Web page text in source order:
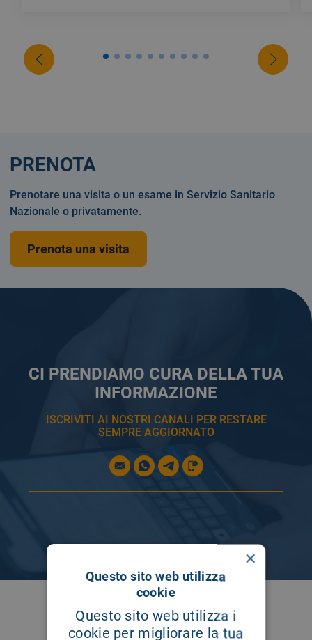
CI PRENDIAMO CURA DELLA TUA
INFORMAZIONE
ISCRIVITI AI NOSTRI CANALI PER RESTARE
SEMPRE AGGIORNATO
PRENOTA
Prenotare una visita o un esame in Servizio Sanitario
Nazionale o privatamente.
Prenota una visita
SEGUICI SU
×
Questo sito web utilizza
cookie
Questo sito web utilizza i
cookie per migliorare la tua